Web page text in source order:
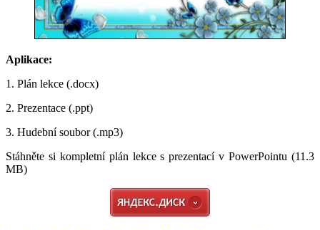
Aplikace:
1. Plán lekce (.docx)
2. Prezentace (.ppt)
3. Hudební soubor (.mp3)
Stáhněte si kompletní plán lekce s prezentací v PowerPointu (11.3
MB)